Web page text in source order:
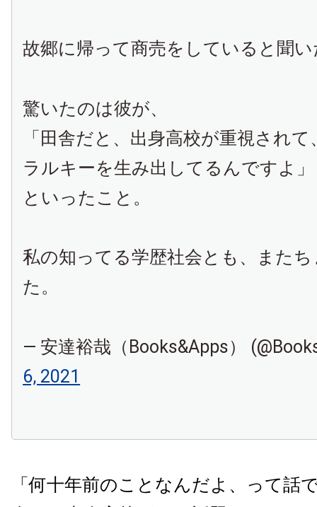
故郷に帰って商売をしていると聞い
驚いたのは彼が、
「田舎だと、出身高校が重視され
ラルキーを生み出してるんですよ」
といったこと。
私の知ってる学歴社会とも、また
た。
— 安達裕哉（Books&Apps）
6, 2021
「何十年前のことなんだよ、って話